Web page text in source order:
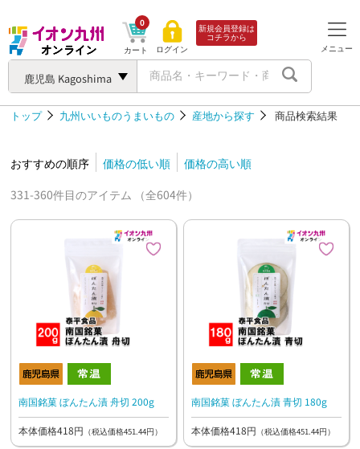
鹿児島 Kagoshima
カート
0
ログイン
新規会員登録は
コチラから
メニュー
トップ 九州いいものうまいもの 産地から探す 商品検索結果
おすすめの順序 価格の低い順
価格の高い順
331-360件目のアイテム （全604件）
南国銘菓 ぼんたん漬 舟切 200g
本体価格418円 （税込価格451.44円）
南国銘菓 ぼんたん漬 青切 180g
本体価格418円 （税込価格451.44円）